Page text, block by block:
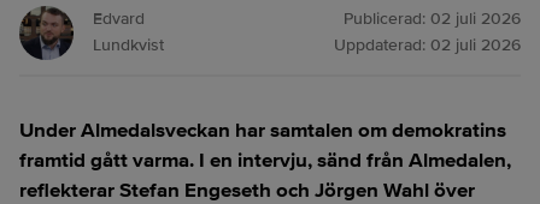
Edvard
Lundkvist
Publicerad: 02 juli 2026
Uppdaterad: 02 juli 2026
Under Almedalsveckan har samtalen om demokratins
framtid gått varma. I en intervju, sänd från Almedalen,
reflekterar Stefan Engeseth och Jörgen Wahl över